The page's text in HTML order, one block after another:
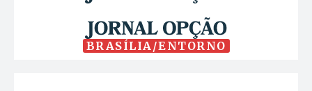
BRASÍLIA/ENTORNO